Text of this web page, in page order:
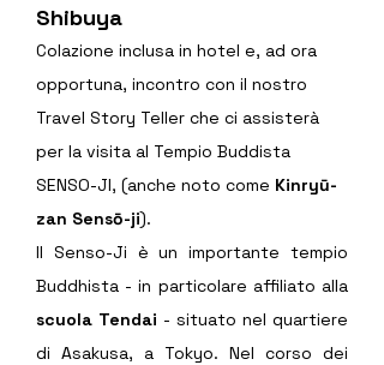
Shibuya
Colazione inclusa in hotel e, ad ora
opportuna, incontro con il nostro
Travel Story Teller che ci assisterà
per la visita al Tempio Buddista
SENSO-JI, (anche noto come Kinryū-
zan Sensō-ji).
Il Senso-Ji è un importante tempio
scuola Tendai - situato nel quartiere
di Asakusa, a Tokyo. Nel corso dei